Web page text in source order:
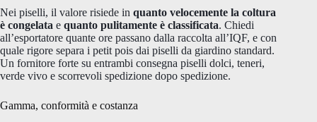
Nei piselli, il valore risiede in quanto velocemente la coltura
è congelata e quanto pulitamente è classificata. Chiedi
all’esportatore quante ore passano dalla raccolta all’IQF, e con
quale rigore separa i petit pois dai piselli da giardino standard.
Un fornitore forte su entrambi consegna piselli dolci, teneri,
verde vivo e scorrevoli spedizione dopo spedizione.
Gamma, conformità e costanza